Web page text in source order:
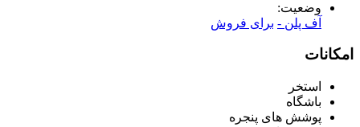
وضعیت:
آف پلن - برای فروش
امکانات
استخر
باشگاه
پوشش های پنجره